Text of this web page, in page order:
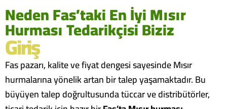
Neden Fas’taki En İyi Mısır
Hurması Tedarikçisi Biziz
Giriş
Fas pazarı, kalite ve fiyat dengesi sayesinde Mısır
hurmalarına yönelik artan bir talep yaşamaktadır. Bu
büyüyen talep doğrultusunda tüccar ve distribütörler,